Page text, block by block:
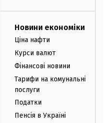
Новини економіки
Ціна нафти
Курси валют
Фінансові новини
Тарифи на комунальні
послуги
Податки
Пенсія в Україні